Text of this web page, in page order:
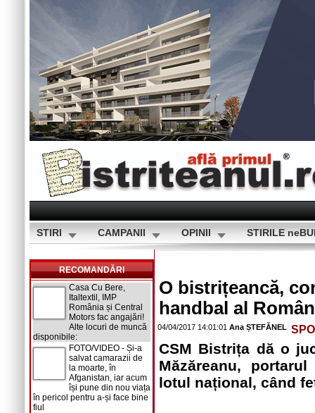
STIRI CAMPANII OPINII STIRILE
RECOMANDĂRI
Casa Cu Bere,
Italtextil, IMP
România și Central
Motors fac angajări!
Alte locuri de muncă
disponibile:
FOTO/VIDEO - Și-a
salvat camarazii de
la moarte, în
Afganistan, iar acum
își pune din nou viața
în pericol pentru a-și face bine
fiul
O bistrițeancă,
handbal al
04/04/2017 14:01:01 Ana ȘTEFĂNEL
CSM Bistrița dă o
Măzăreanu,
lotul național, când